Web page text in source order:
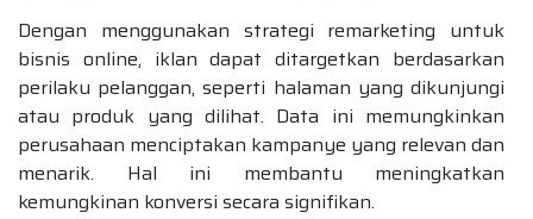
Dengan menggunakan strategi remarketing untuk
bisnis online, iklan dapat ditargetkan berdasarkan
perilaku pelanggan, seperti halaman yang dikunjungi
atau produk yang dilihat. Data ini memungkinkan
perusahaan menciptakan kampanye yang relevan dan
menarik. Hal ini membantu meningkatkan
kemungkinan konversi secara signifikan.